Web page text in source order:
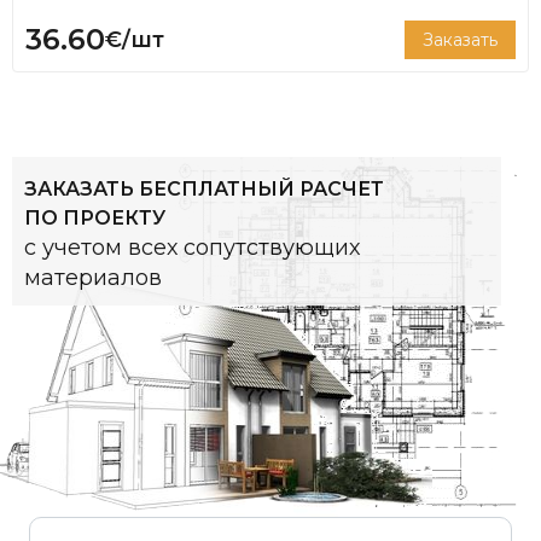
36.60€/шт Заказать
ЗАКАЗАТЬ БЕСПЛАТНЫЙ РАСЧЕТ
ПО ПРОЕКТУ
с учетом всех сопутствующих
материалов